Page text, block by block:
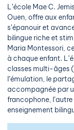
L’école Mae C.
Ouen, offre aux
s’épanouir et
bilingue riche et
Maria Montessori,
à chaque enfant.
classes multi-âges
l’émulation, le
accompagnée par
francophone,
enseignement